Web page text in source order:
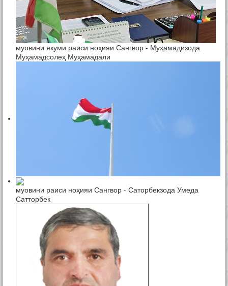
муовини якуми раиси ноҳияи Сангвор - Муҳамадизода
Муҳамадсолеҳ Муҳамадали
муовини раиси ноҳияи Сангвор - Саторбекзода Умеда
Сатторбек